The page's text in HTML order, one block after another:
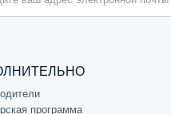
программа